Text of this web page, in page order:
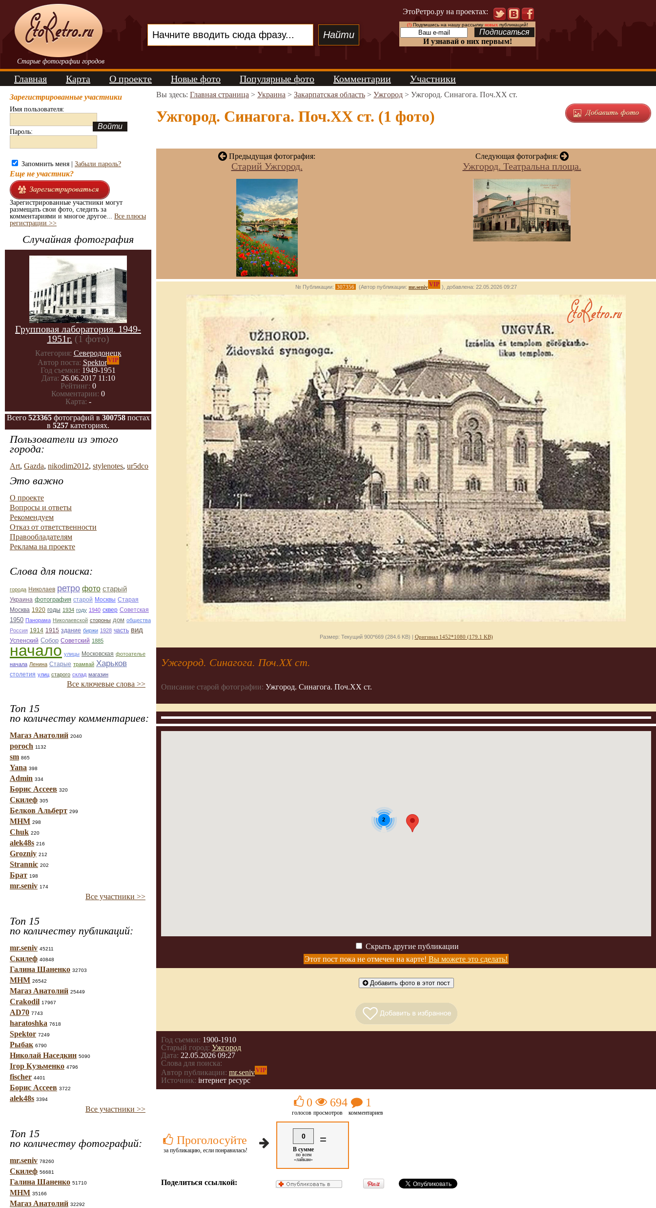
Старые фотографии городов
ЭтоРетро.ру на проектах:
(!)Подпишись на нашу рассылку новыхпубликаций!
И узнавай о них первым!
Главная Карта О проекте Новые фото Популярные фото Комментарии Участники
Зарегистрированные участники
Имя пользователя:
Пароль:
Запомнить меня | Забыли пароль?
Еще не участник?
Зарегистрированные участники могут
размещать свои фото, следить за
комментариями и многое другое... Все плюсы
регистрации >>
Случайная фотография
Групповая лаборатория. 1949-
1951г. (1 фото)
Категория: Северодонецк
Автор поста: SpektorVIP
Год съемки: 1949-1951
Дата: 26.06.2017 11:10
Рейтинг: 0
Комментарии: 0
Карта: -
Всего 523365фотографий в 300758постах
в 5257 категориях.
Пользователи из этого
города:
Art, Gazda, nikodim2012, stylenotes, ur5dco
Это важно
О проекте
Вопросы и ответы
Рекомендуем
Отказ от ответственности
Правообладателям
Реклама на проекте
Слова для поиска:
города Николаев ретро фото старый
Украина фотография старой Москвы Старая
Москва 1920 годы 1934 году 1940 сквер Советская
1950 Панорама Николаевской стороны дом общества
Россия 1914 1915 здание биржи 1928 часть вид
Успенский Собор Советский 1885
начало улицы Московская фотоателье
начала Ленина Старые трамвай Харьков
столетия улиц старого склад магазин
Все ключевые слова >>
Топ 15
по количеству комментариев:
Магаз Анатолий 2040
poroch 1132
sm 865
Yana 398
Admin 334
Борис Ассеев 320
Скилеф 305
Белков Альберт 299
МНМ 298
Chuk 220
alek48s 216
Grozniy 212
Strannic 202
Брат 198
mr.seniv 174
Все участники >>
Топ 15
по количеству публикаций:
mr.seniv 45211
Скилеф 40848
Галина Шаненко 32703
МНМ 26542
Магаз Анатолий 25449
Crakodil 17967
AD70 7743
haratoshka 7618
Spektor 7249
Рыбак 6790
Николай Наседкин 5090
Ігор Кузьменко 4796
fischer 4401
Борис Ассеев 3722
alek48s 3394
Все участники >>
Топ 15
по количеству фотографий:
mr.seniv 78260
Скилеф 56681
Галина Шаненко 51710
МНМ 35166
Магаз Анатолий 32292
Вы здесь: Главная страница > Украина > Закарпатская область > Ужгород > Ужгород. Синагога. Поч.ХХ ст.
Ужгород. Синагога. Поч.ХХ ст. (1 фото)
Предыдущая фотография:
Старий Ужгород.
Следующая фотография:
Ужгород. Театральна площа.
№ Публикации: 307356 (Автор публикации: mr.senivVIP ), добавлена: 22.05.2026 09:27
Размер: Текущий 900*669 (284.6 KB) | Оригинал 1452*1080 (179.1 KB)
Ужгород. Синагога. Поч.ХХ ст.
Описание старой фотографии: Ужгород. Синагога. Поч.ХХ ст.
2
Скрыть другие публикации
Этот пост пока не отмечен на карте! Вы можете это сделать!
Добавить фото в этот пост
Год съемки: 1900-1910
Старый город: Ужгород
Дата: 22.05.2026 09:27
Слова для поиска:
Автор публикации: mr.senivVIP
Источник: інтернет ресурс
Проголосуйте
за публикацию, если понравилась!
0
голосов
694
просмотров
1
комментариев
0
В сумме
по всем
«лайкам»
=
Поделиться ссылкой: